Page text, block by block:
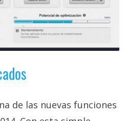
de las nuevas funciones